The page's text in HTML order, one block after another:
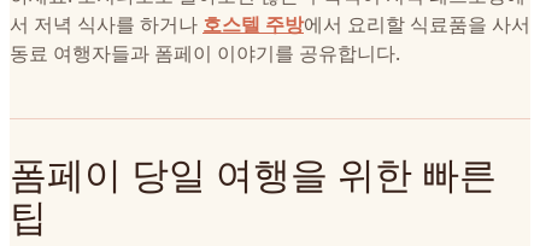
서 저녁 식사를 하거나 호스텔 주방에서 요리할 식료품을 사서
동료 여행자들과 폼페이 이야기를 공유합니다.
폼페이 당일 여행을 위한 빠른
팁